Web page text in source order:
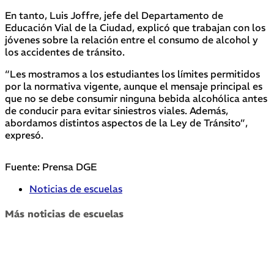
En tanto, Luis Joffre, jefe del Departamento de
Educación Vial de la Ciudad, explicó que trabajan con los
jóvenes sobre la relación entre el consumo de alcohol y
los accidentes de tránsito.
“Les mostramos a los estudiantes los límites permitidos
por la normativa vigente, aunque el mensaje principal es
que no se debe consumir ninguna bebida alcohólica antes
de conducir para evitar siniestros viales. Además,
abordamos distintos aspectos de la Ley de Tránsito”,
expresó.
Fuente: Prensa DGE
Noticias de escuelas
Más noticias de escuelas